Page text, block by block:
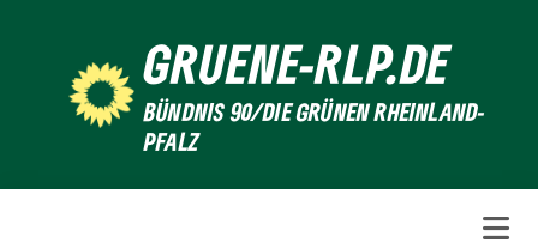
GRUENE-RLP.DE
BÜNDNIS 90/DIE GRÜNEN RHEINLAND-
PFALZ